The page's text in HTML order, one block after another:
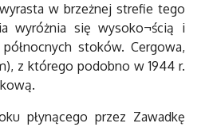
w brzeżnej strefie tego
wyróżnia się wysoko¬ścią i
stoków. Cergowa,
z którego podobno w 1944 r.
płynącego przez Zawadkę